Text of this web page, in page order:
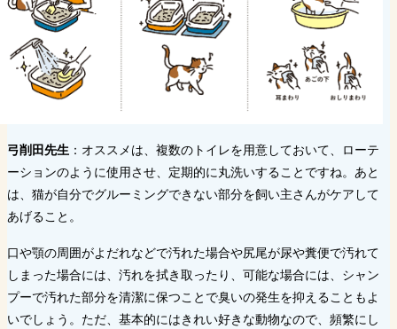
弓削田先生 ：オススメは、複数のトイレを用意しておいて、ローテ
ーションのように使用させ、定期的に丸洗いすることですね。あと
は、猫が自分でグルーミングできない部分を飼い主さんがケアして
あげること。
口や顎の周囲がよだれなどで汚れた場合や尻尾が尿や糞便で汚れて
しまった場合には、汚れを拭き取ったり、可能な場合には、シャン
プーで汚れた部分を清潔に保つことで臭いの発生を抑えることもよ
いでしょう。ただ、基本的にはきれい好きな動物なので、頻繁にし